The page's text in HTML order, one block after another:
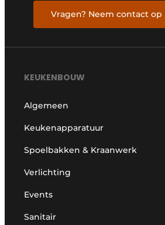
Vragen? Neem contact op
KEUKENBOUW
Algemeen
Keukenapparatuur
Spoelbakken & Kraanwerk
Verlichting
Events
Sanitair